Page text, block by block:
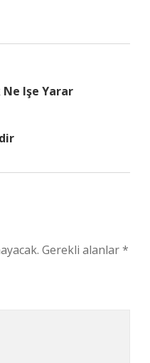
Işe Yarar
Gerekli alanlar*